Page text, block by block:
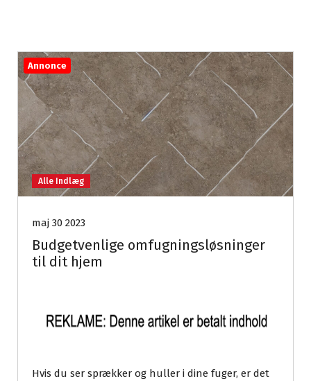
Annonce
Alle Indlæg
maj 30 2023
Budgetvenlige omfugningsløsninger
til dit hjem
Hvis du ser sprækker og huller i dine fuger, er det